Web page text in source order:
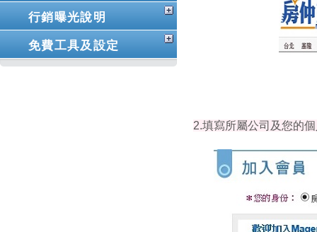
行銷曝光說明
免費工具及設定
2.填寫所屬公司及您的